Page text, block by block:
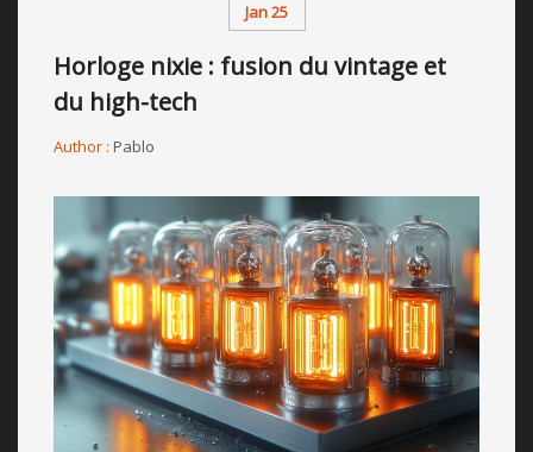
Jan 25
Horloge nixie : fusion du vintage et
du high-tech
Author : Pablo